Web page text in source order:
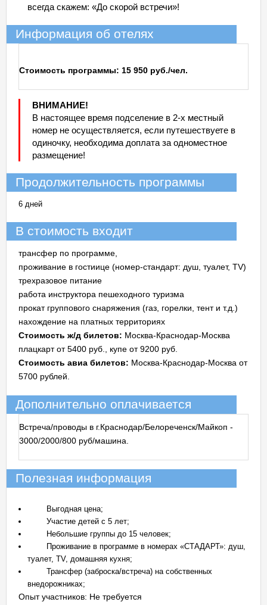
всегда скажем: «До скорой встречи»!
Информация об отелях
Стоимость программы: 15 950 руб./чел.
ВНИМАНИЕ!
В настоящее время подселение в 2-х местный
номер не осуществляется, если путешествуете в
одиночку, необходима доплата за одноместное
размещение!
Продолжительность программы
6 дней
В стоимость входит
трансфер по программе,
проживание в гостиице (номер-стандарт: душ, туалет, TV)
трехразовое питание
работа инструктора пешеходного туризма
прокат группового снаряжения (газ, горелки, тент и т.д.)
нахождение на платных территориях
Стоимость ж/д билетов: Москва-Краснодар-Москва
плацкарт от 5400 руб., купе от 9200 руб.
Стоимость авиа билетов: Москва-Краснодар-Москва от
5700 рублей.
Дополнительно оплачивается
Встреча/проводы в г.Краснодар/Белореченск/Майкоп -
3000/2000/800 руб/машина.
Полезная информация
Выгодная цена;
Участие детей с 5 лет;
Небольшие группы до 15 человек;
Проживание в программе в номерах «СТАДАРТ»: душ,
туалет, TV, домашняя кухня;
Трансфер (заброска/встреча) на собственных
внедорожниках;
Опыт участников: Не требуется